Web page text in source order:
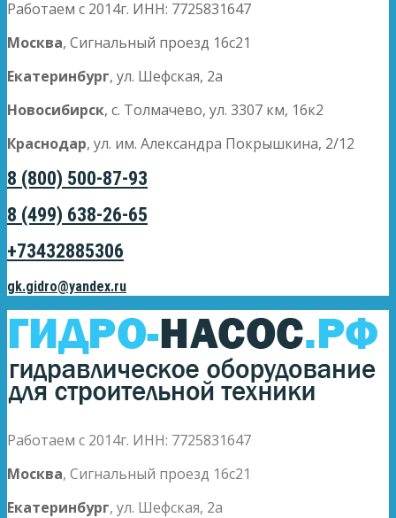
Работаем с 2014г. ИНН: 7725831647
Москва, Сигнальный проезд 16с21
Екатеринбург, ул. Шефская, 2а
Новосибирск, с. Толмачево, ул. 3307 км, 16к2
Краснодар, ул. им. Александра Покрышкина, 2/12
8 (800) 500-87-93
8 (499) 638-26-65
+73432885306
gk.gidro@yandex.ru
Работаем с 2014г. ИНН: 7725831647
Москва, Сигнальный проезд 16с21
Екатеринбург, ул. Шефская, 2а